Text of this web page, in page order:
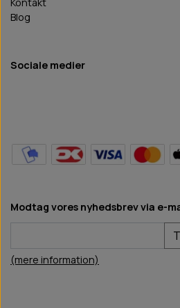
Blog
Sociale medier
Modtag vores nyhedsbrev via e-
(mere information)